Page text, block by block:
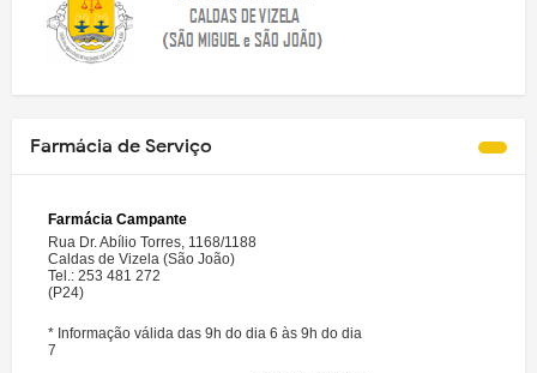
Farmácia de Serviço